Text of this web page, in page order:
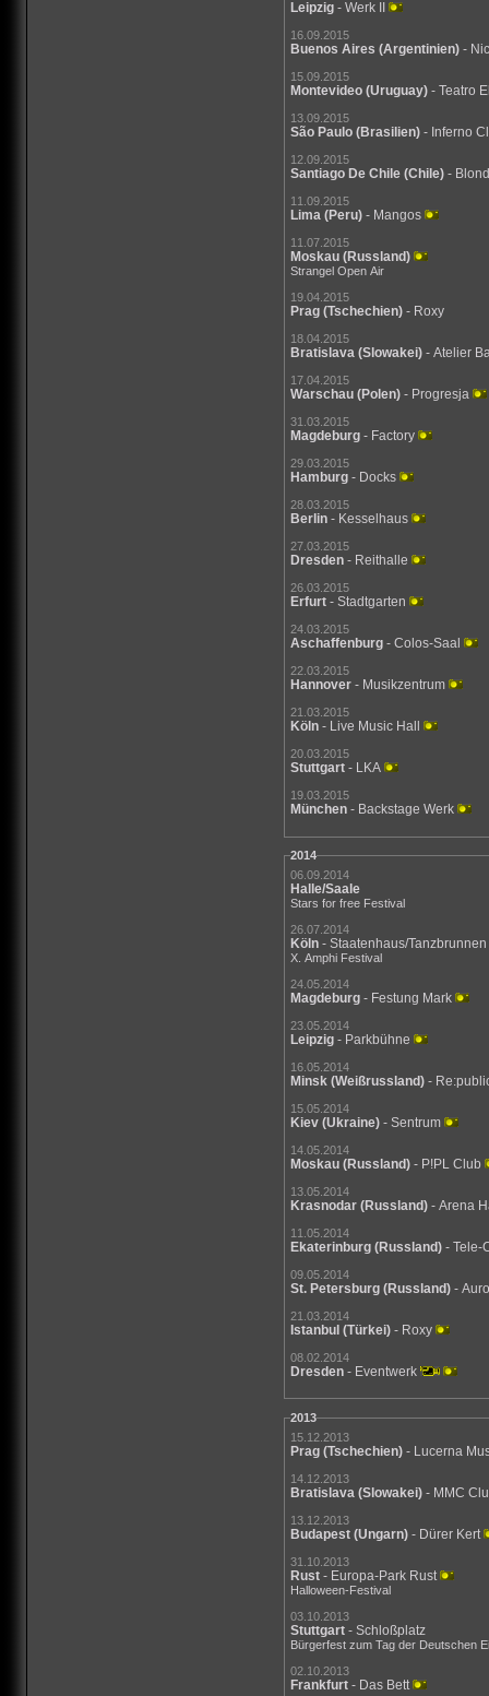
Leipzig - Werk II
16.09.2015
Buenos Aires (Argentinien) -
15.09.2015
Montevideo (Uruguay) - Teatro
13.09.2015
São Paulo (Brasilien) - Inferno
12.09.2015
Santiago De Chile (Chile) -
11.09.2015
Lima (Peru) - Mangos
11.07.2015
Moskau (Russland)
Strangel Open Air
19.04.2015
Prag (Tschechien) - Roxy
18.04.2015
Bratislava (Slowakei) - Atelier
17.04.2015
Warschau (Polen) - Progresja
31.03.2015
Magdeburg - Factory
29.03.2015
Hamburg - Docks
28.03.2015
Berlin - Kesselhaus
27.03.2015
Dresden - Reithalle
26.03.2015
Erfurt - Stadtgarten
24.03.2015
Aschaffenburg - Colos-Saal
22.03.2015
Hannover - Musikzentrum
21.03.2015
Köln - Live Music Hall
20.03.2015
Stuttgart - LKA
19.03.2015
München - Backstage Werk
2014
06.09.2014
Halle/Saale
Stars for free Festival
26.07.2014
Köln - Staatenhaus/Tanzbrunnen
X. Amphi Festival
24.05.2014
Magdeburg - Festung Mark
23.05.2014
Leipzig - Parkbühne
16.05.2014
Minsk (Weißrussland) -
15.05.2014
Kiev (Ukraine) - Sentrum
14.05.2014
Moskau (Russland) - P!PL Club
13.05.2014
Krasnodar (Russland) - Arena
11.05.2014
Ekaterinburg (Russland) - Tele-
09.05.2014
St. Petersburg (Russland) -
21.03.2014
Istanbul (Türkei) - Roxy
08.02.2014
Dresden - Eventwerk
2013
15.12.2013
Prag (Tschechien) - Lucerna
14.12.2013
Bratislava (Slowakei) - MMC
13.12.2013
Budapest (Ungarn) - Dürer Kert
31.10.2013
Rust - Europa-Park Rust
Halloween-Festival
03.10.2013
Stuttgart - Schloßplatz
Bürgerfest zum Tag der Deutschen
02.10.2013
Frankfurt - Das Bett